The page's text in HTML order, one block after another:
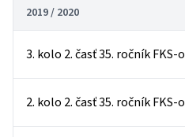
2019 / 2020
3. kolo 2. časť 35. ročník FKS-
2. kolo 2. časť 35. ročník FKS-